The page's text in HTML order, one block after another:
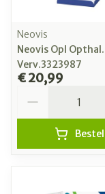
Neovis
Neovis Opl Opthal.
Verv.3323987
€ 20,99
Bestel